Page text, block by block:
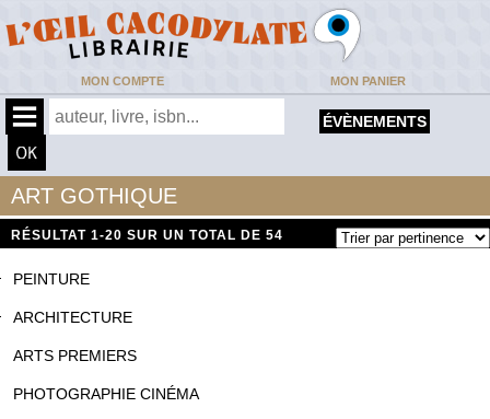
MON COMPTE MON PANIER
ÉVÈNEMENTS
ART GOTHIQUE
RÉSULTAT 1-20 SUR UN TOTAL DE 54
PEINTURE
ARCHITECTURE
ARTS PREMIERS
PHOTOGRAPHIE CINÉMA